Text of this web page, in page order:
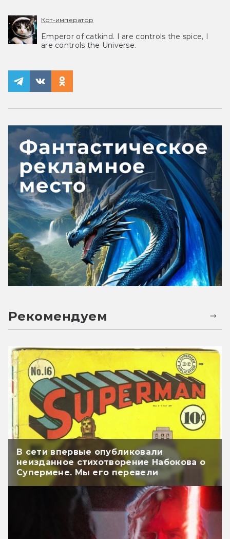
Кот-император
Emperor of catkind. I are controls the spice, I
are controls the Universe.
Рекомендуем
В сети впервые опубликовали
неизданное стихотворение Набокова о
Супермене. Мы его перевели